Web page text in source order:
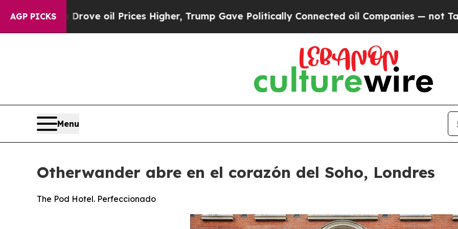
AGP PICKS
oil Prices Higher, Trump Gave Politically Connected oil Companies — not Taxpayers — the
Menu
Otherwander abre en el corazón del Soho, Londres
The Pod Hotel. Perfeccionado